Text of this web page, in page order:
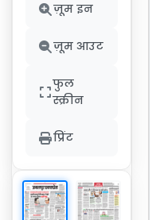
ज़ूम इन
ज़ूम आउट
फुल
स्क्रीन
प्रिंट